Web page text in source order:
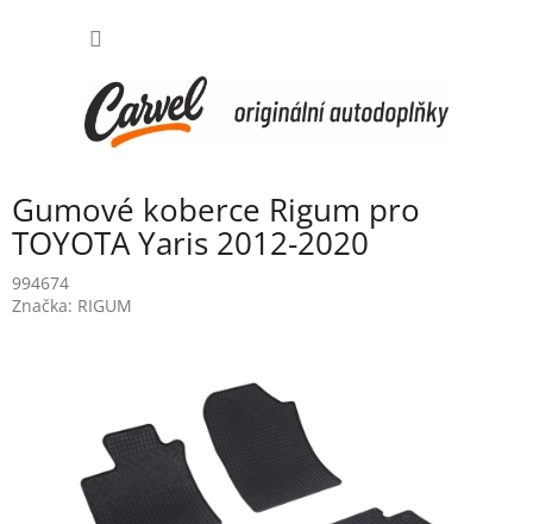
Gumové koberce Rigum pro
TOYOTA Yaris 2012-2020
994674
Značka: RIGUM